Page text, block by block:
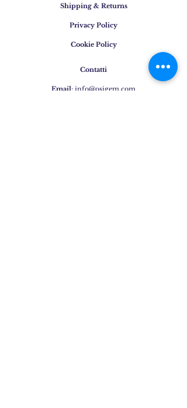
Shipping & Returns
Privacy Policy
Cookie Policy
Contatti
Email: info@osigem.com